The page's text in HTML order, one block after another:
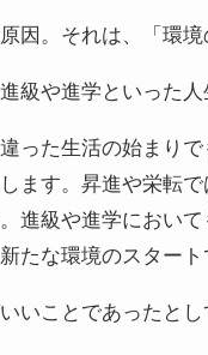
因。それは、「環境
級や進学といった
った生活の始まり
ます。昇進や栄転
進級や進学におい
たな環境のスタート
いことであったと